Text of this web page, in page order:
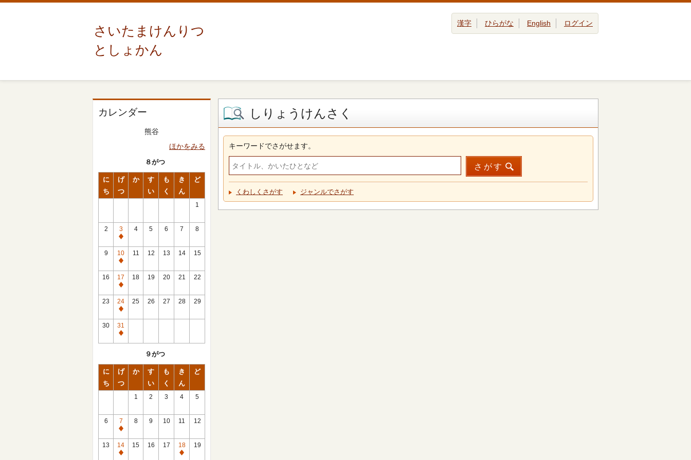
さいたまけんりつ
としょかん
漢字 ひらがな English ログイン
カレンダー
熊谷
ほかをみる
８がつ
に
ち
げ
つ
か
す
い
も
く
き
ん
ど
1
2
3
休
館
日
4 5 6 7 8
9
10
休
館
日
11 12 13 14 15
16
17
休
館
日
18 19 20 21 22
23
24
休
館
日
25 26 27 28 29
30
31
休
９がつ
に
ち
げ
つ
か
す
い
も
く
き
ん
ど
1 2 3 4 5
6
7
休
館
日
8 9 10 11 12
13
14
休
15 16 17
18
休
19
しりょうけんさく
キーワードでさがせます。
さがす
くわしくさがす ジャンルでさがす